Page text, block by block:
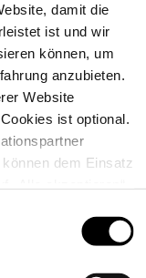
damit die
ist und wir
können, um
anzubieten.
Website
ist optional.
dem Einsatz